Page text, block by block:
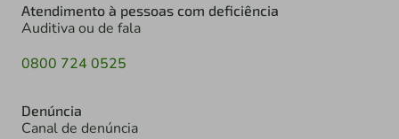
Atendimento à pessoas com deficiência
Auditiva ou de fala
0800 724 0525
Denúncia
Canal de denúncia